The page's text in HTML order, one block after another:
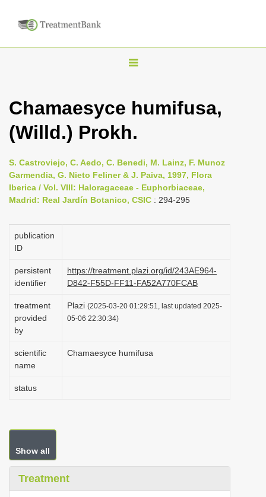
T
g
l
n
a
v
g
i
n
Chamaesyce humifusa,
(Willd.) Prokh.
S. Castroviejo, C. Aedo, C. Benedi, M. Lainz, F. Munoz
Garmendia, G. Nieto Feliner & J. Paiva, 1997, Flora
Iberica / Vol. VIII: Haloragaceae - Euphorbiaceae,
Madrid: Real Jardín Botanico, CSIC : 294-295
publication
ID
persistent
identifier
https://treatment.plazi.org/id/243AE964-
D842-F55D-FF11-FA52A770FCAB
treatment
provided
by
Plazi (2025-03-20 01:29:51, last updated 2025-
05-06 22:30:34)
scientific
name
Chamaesyce humifusa
status
Show all
Treatment